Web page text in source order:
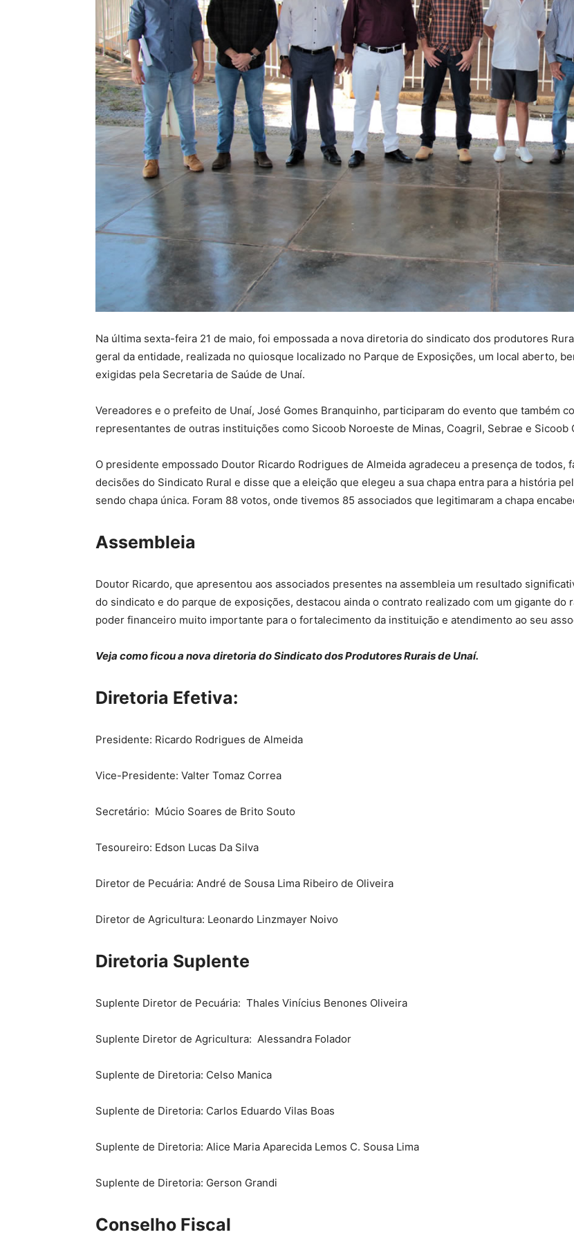
Na última sexta-feira 21 de maio, foi empossada a nova diretoria do sindicato dos produtores
geral da entidade, realizada no quiosque localizado no Parque de Exposições, um local aberto,
exigidas pela Secretaria de Saúde de Unaí.
Vereadores e o prefeito de Unaí, José Gomes Branquinho, participaram do evento que também
representantes de outras instituições como Sicoob Noroeste de Minas, Coagril, Sebrae e Sicoob
O presidente empossado Doutor Ricardo Rodrigues de Almeida agradeceu a presença de
decisões do Sindicato Rural e disse que a eleição que elegeu a sua chapa entra para a história
sendo chapa única. Foram 88 votos, onde tivemos 85 associados que legitimaram a chapa
Assembleia
Doutor Ricardo, que apresentou aos associados presentes na assembleia um resultado
do sindicato e do parque de exposições, destacou ainda o contrato realizado com um gigante do
poder financeiro muito importante para o fortalecimento da instituição e atendimento ao seu
Veja como ficou a nova diretoria do Sindicato dos Produtores Rurais de Unaí.
Diretoria Efetiva:
Presidente: Ricardo Rodrigues de Almeida
Vice-Presidente: Valter Tomaz Correa
Secretário: Múcio Soares de Brito Souto
Tesoureiro: Edson Lucas Da Silva
Diretor de Pecuária: André de Sousa Lima Ribeiro de Oliveira
Diretor de Agricultura: Leonardo Linzmayer Noivo
Diretoria Suplente
Suplente Diretor de Pecuária: Thales Vinícius Benones Oliveira
Suplente Diretor de Agricultura: Alessandra Folador
Suplente de Diretoria: Celso Manica
Suplente de Diretoria: Carlos Eduardo Vilas Boas
Suplente de Diretoria: Alice Maria Aparecida Lemos C. Sousa Lima
Suplente de Diretoria: Gerson Grandi
Conselho Fiscal